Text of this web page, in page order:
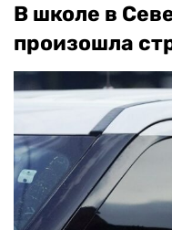
В школе в
произошла